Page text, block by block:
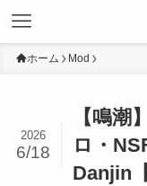
ホーム Mod
【鳴潮
ロ・
Danjin
2026
6/18